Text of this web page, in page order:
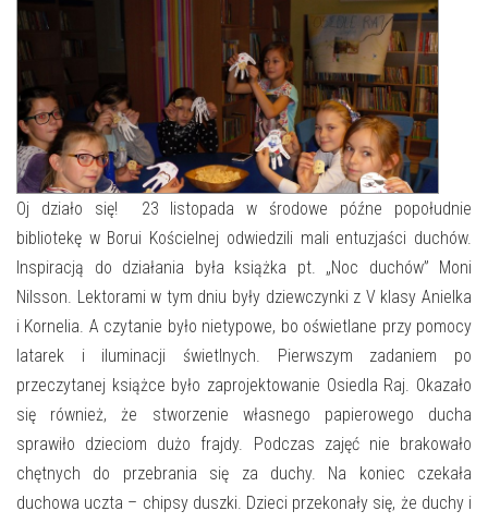
AKTUALNOŚCI
NAJBLIŻSZE WYDARZENIA
WYDARZENIA BIEŻĄCE
WYDARZYŁO SIĘ
NASZA OFERTA
STREFA WIEDZY O REGIONIE
STREFA KOLORU
FORMY STAŁE
NASZE FILIE
POLECANE STRONY
WYDARZENIA KULTURALNE
FOTO
E-INFORMATOR
O NAS
Oj działo się! 23 listopada w środowe późne popołudnie
bibliotekę w Borui Kościelnej odwiedzili mali entuzjaści duchów.
Inspiracją do działania była książka pt. „Noc duchów” Moni
Nilsson. Lektorami w tym dniu były dziewczynki z V klasy Anielka
i Kornelia. A czytanie było nietypowe, bo oświetlane przy pomocy
latarek i iluminacji świetlnych. Pierwszym zadaniem po
przeczytanej książce było zaprojektowanie Osiedla Raj. Okazało
się również, że stworzenie własnego papierowego ducha
sprawiło dzieciom dużo frajdy. Podczas zajęć nie brakowało
chętnych do przebrania się za duchy. Na koniec czekała
duchowa uczta – chipsy duszki. Dzieci przekonały się, że duchy i